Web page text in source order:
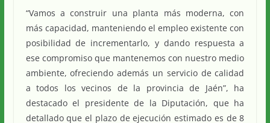
“Vamos a construir una planta más moderna, con
más capacidad, manteniendo el empleo existente con
posibilidad de incrementarlo, y dando respuesta a
ese compromiso que mantenemos con nuestro medio
ambiente, ofreciendo además un servicio de calidad
a todos los vecinos de la provincia de Jaén”, ha
destacado el presidente de la Diputación, que ha
detallado que el plazo de ejecución estimado es de 8